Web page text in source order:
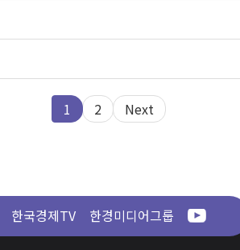
1 2 Next
한국경제TV 한경미디어그룹